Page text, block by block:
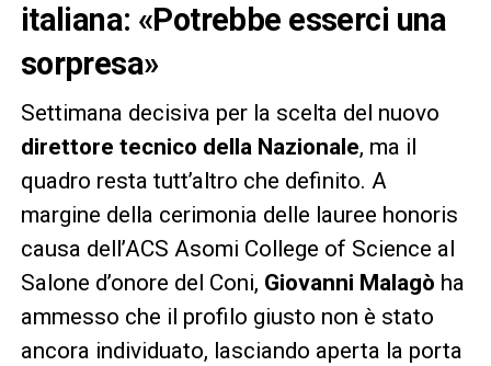
italiana: «Potrebbe esserci una
sorpresa»
Settimana decisiva per la scelta del nuovo
direttore tecnico della Nazionale, ma il
quadro resta tutt’altro che definito. A
margine della cerimonia delle lauree honoris
causa dell’ACS Asomi College of Science al
Salone d’onore del Coni, Giovanni Malagò ha
ammesso che il profilo giusto non è stato
ancora individuato, lasciando aperta la porta